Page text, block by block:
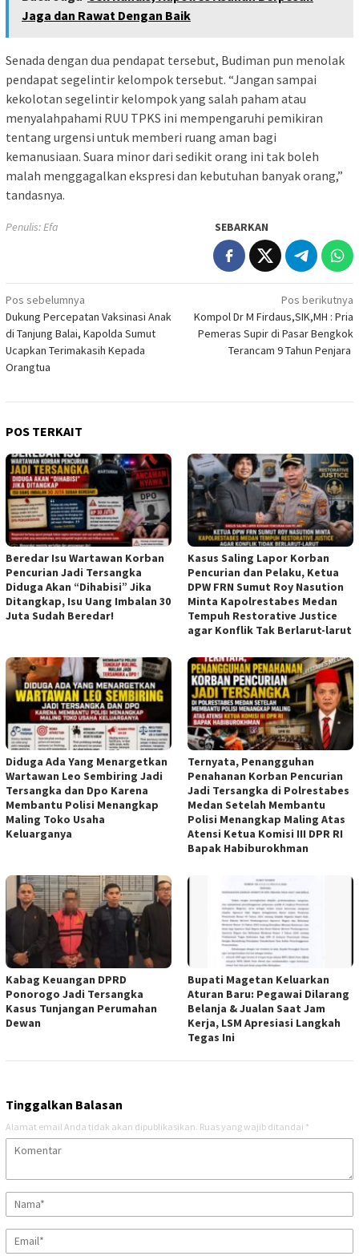
Jaga dan Rawat Dengan Baik
Senada dengan dua pendapat tersebut, Budiman pun menolak
pendapat segelintir kelompok tersebut. “Jangan sampai
kekolotan segelintir kelompok yang salah paham atau
menyalahpahami RUU TPKS ini mempengaruhi pemikiran
tentang urgensi untuk memberi ruang aman bagi
kemanusiaan. Suara minor dari sedikit orang ini tak boleh
malah menggagalkan ekspresi dan kebutuhan banyak orang,”
tandasnya.
Penulis: Efa SEBARKAN
Navigasi
pos
Pos sebelumnya
Dukung Percepatan Vaksinasi Anak
di Tanjung Balai, Kapolda Sumut
Ucapkan Terimakasih Kepada
Orangtua
Pos berikutnya
Kompol Dr M Firdaus,SIK,MH : Pria
Pemeras Supir di Pasar Bengkok
Terancam 9 Tahun Penjara
POS TERKAIT
Beredar Isu Wartawan Korban
Pencurian Jadi Tersangka
Diduga Akan “Dihabisi” Jika
Ditangkap, Isu Uang Imbalan 30
Juta Sudah Beredar!
Kasus Saling Lapor Korban
Pencurian dan Pelaku, Ketua
DPW FRN Sumut Roy Nasution
Minta Kapolrestabes Medan
Tempuh Restorative Justice
agar Konflik Tak Berlarut-larut
Diduga Ada Yang Menargetkan
Wartawan Leo Sembiring Jadi
Tersangka dan Dpo Karena
Membantu Polisi Menangkap
Maling Toko Usaha
Keluarganya
Ternyata, Penangguhan
Penahanan Korban Pencurian
Jadi Tersangka di Polrestabes
Medan Setelah Membantu
Polisi Menangkap Maling Atas
Atensi Ketua Komisi III DPR RI
Bapak Habiburokhman
Kabag Keuangan DPRD
Ponorogo Jadi Tersangka
Kasus Tunjangan Perumahan
Dewan
Bupati Magetan Keluarkan
Aturan Baru: Pegawai Dilarang
Belanja & Jualan Saat Jam
Kerja, LSM Apresiasi Langkah
Tegas Ini
Tinggalkan Balasan
Alamat email Anda tidak akan dipublikasikan. Ruas yang wajib ditandai *